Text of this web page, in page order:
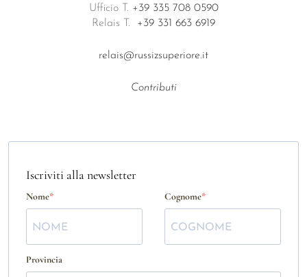
Ufficio T. +39 335 708 0590
Relais T. +39 331 663 6919
relais@russizsuperiore.it
Contributi
Iscriviti alla newsletter
Nome Cognome
Provincia